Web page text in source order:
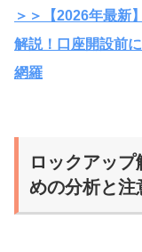
＞＞【2026年最新
解説！口座開設前
網羅
ロックアッ
めの分析と注